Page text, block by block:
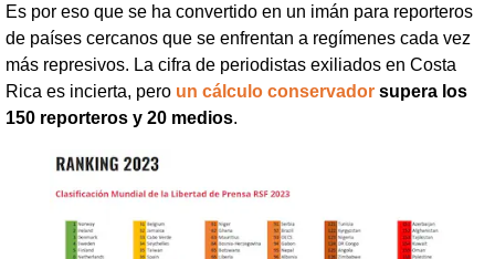
Es por eso que se ha convertido en un imán para reporteros
de países cercanos que se enfrentan a regímenes cada vez
más represivos. La cifra de periodistas exiliados en Costa
Rica es incierta, pero un cálculo conservador supera los
150 reporteros y 20 medios.